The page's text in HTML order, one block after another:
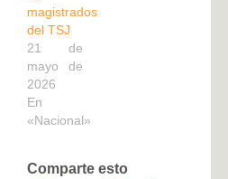
magistrados
del TSJ
21 de
mayo de
2026
En
«Nacional»
Comparte esto